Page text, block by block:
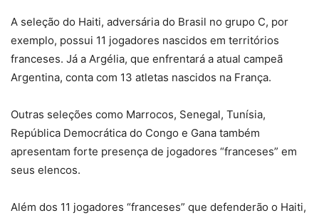
A seleção do Haiti, adversária do Brasil no grupo C, por
exemplo, possui 11 jogadores nascidos em territórios
franceses. Já a Argélia, que enfrentará a atual campeã
Argentina, conta com 13 atletas nascidos na França.
Outras seleções como Marrocos, Senegal, Tunísia,
República Democrática do Congo e Gana também
apresentam forte presença de jogadores “franceses” em
seus elencos.
Além dos 11 jogadores “franceses” que defenderão o Haiti,